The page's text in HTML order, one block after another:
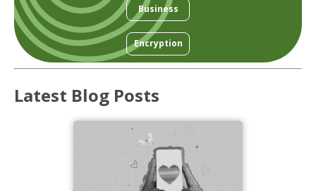
Business
Encryption
Latest Blog Posts